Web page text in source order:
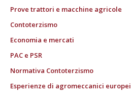
Prove trattori e macchine agricole
Contoterzismo
Economia e mercati
PAC e PSR
Normativa Contoterzismo
Esperienze di agromeccanici europei